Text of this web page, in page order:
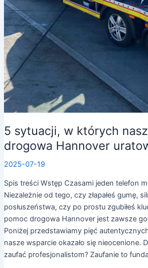
5 sytuacji, w których
drogowa Hannover
2025-07-19
Spis treści Wstęp Czasami jeden telefon
Niezależnie od tego, czy złapałeś gumę,
posłuszeństwa, czy po prostu zgubiłeś
pomoc drogowa Hannover jest zawsze
Poniżej przedstawiamy pięć
nasze wsparcie okazało się nieocenione.
zaufać profesjonalistom? Zaufanie to